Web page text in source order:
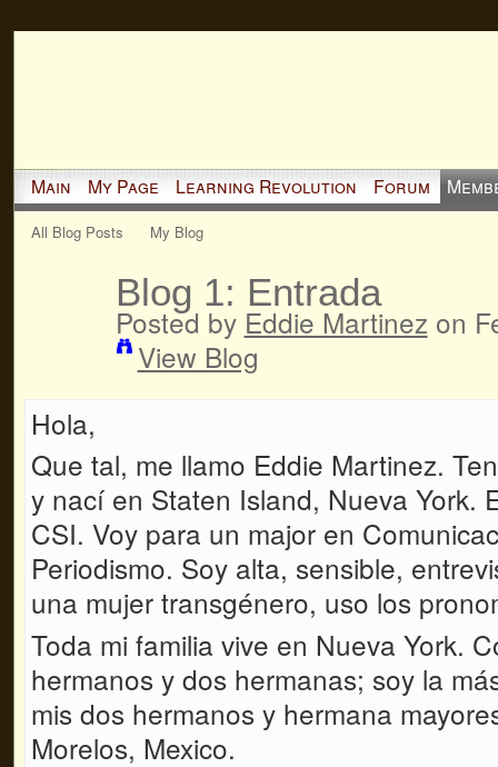
Main My Page Learning Revolution Forum
All Blog Posts My Blog
Blog 1: Entrada
Posted by Eddie Martinez on
View Blog
Hola,
Que tal, me llamo Eddie Martinez.
y nacíen Staten Island, Nueva York.
CSI. Voy para un majoren
Periodismo. Soy alta, sensible,
una mujer transgénero, uso los
Toda mi familia vive en Nueva York.
hermanos y dos hermanas; soy la
mis dos hermanos y hermana
Morelos, Mexico.